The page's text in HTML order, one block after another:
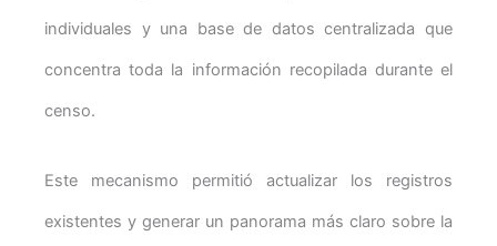
individuales y una base de datos centralizada que
concentra toda la información recopilada durante el
censo.
Este mecanismo permitió actualizar los registros
existentes y generar un panorama más claro sobre la